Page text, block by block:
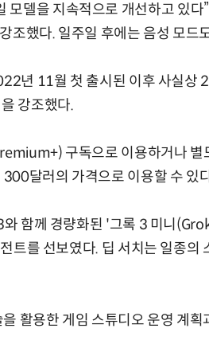
모델을 지속적으로 개선하고 있
조했다. 일주일 후에는 음성 모드
년 11월 첫 출시된 이후 사실상
강조했다.
구독으로 이용하거나
달러의 가격으로 이용할 수 있
와 함께 경량화된 '그록 3 미니
트를 선보였다. 딥 서치는 일종의
활용한 게임 스튜디오 운영 계